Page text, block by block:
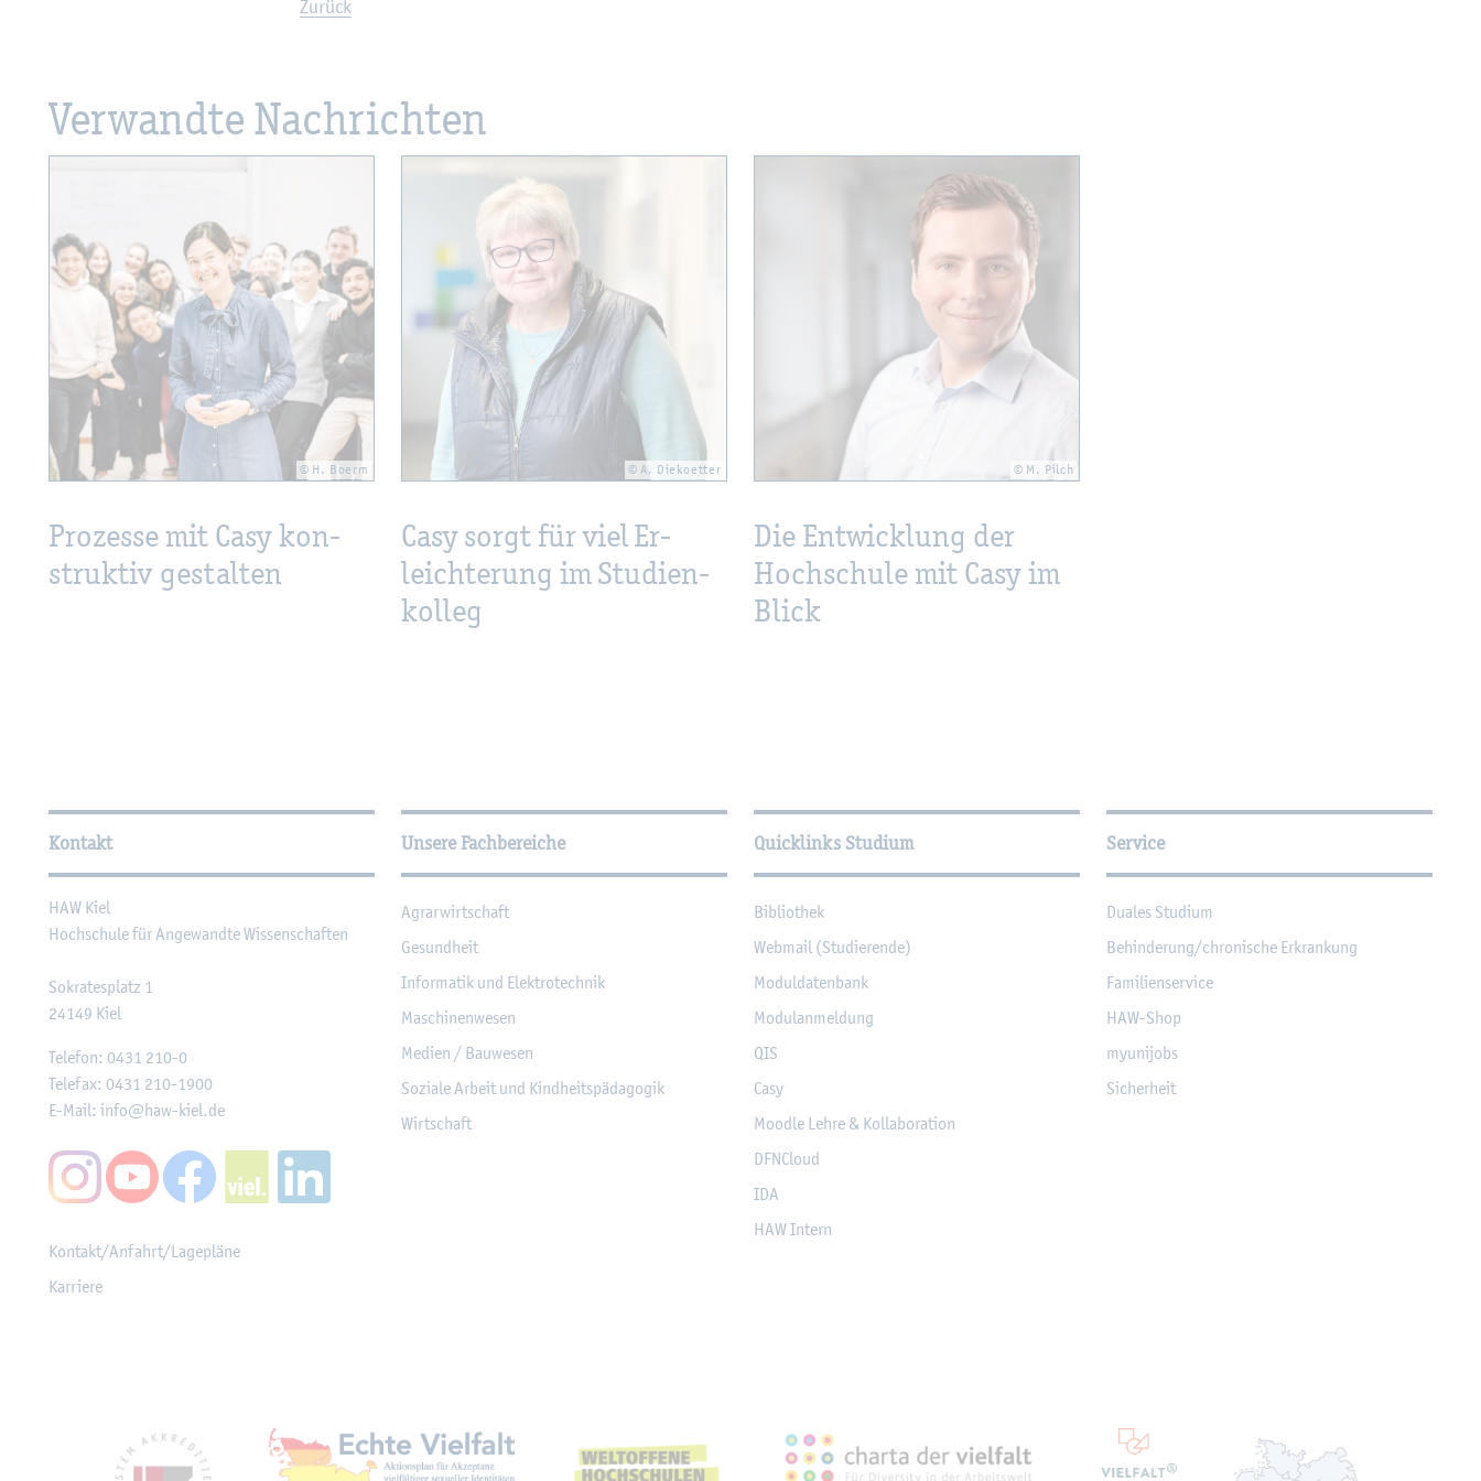
Zu­rück
Ver­wand­te Nach­rich­ten
© H. Boerm
Pro­zes­se mit Casy kon­
struk­tiv ge­stal­ten
© A. Die­ko­et­ter
Casy sorgt für viel Er­
leich­te­rung im Stu­di­en­
kol­leg
© M. Pilch
Die Ent­wick­lung der
Hoch­schu­le mit Casy im
Blick
Wei­ter­füh­ren­de In­for­ma­tio­nen
Kontakt
HAW Kiel
Hoch­schu­le für An­ge­wand­te Wis­sen­schaf­ten
So­kra­tes­platz 1
24149 Kiel
Te­le­fon: 0431 210-0
Te­le­fax: 0431 210-1900
E-Mail: info@​haw-​kiel.​de
Kon­takt/An­fahrt/La­ge­plä­ne
Kar­rie­re
Unsere Fachbereiche
Agrar­wirt­schaft
Ge­sund­heit
In­for­ma­tik und Elek­tro­tech­nik
Ma­schi­nen­we­sen
Me­di­en / Bau­we­sen
So­zia­le Ar­beit und Kind­heits­päd­ago­gik
Wirt­schaft
Quicklinks Studium
Bi­blio­thek
Web­mail (Stu­die­ren­de)
Mo­dul­da­ten­bank
Mo­du­l­an­mel­dung
QIS
Casy
Mood­le Lehre & Kol­la­bo­ra­ti­on
DF­NCloud
IDA
HAW In­tern
Service
Dua­les Stu­di­um
Be­hin­de­rung/chro­ni­sche Er­kran­kung
Fa­mi­li­en­ser­vice
HAW-Shop
myu­ni­jobs
Si­cher­heit
Mit­glied­schaf­ten, Aus­zeich­nun­gen, Part­ner­schaf­ten